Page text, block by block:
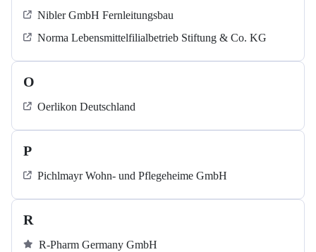
Nibler GmbH Fernleitungsbau
Norma Lebensmittelfilialbetrieb Stiftung & Co. KG
O
Oerlikon Deutschland
P
Pichlmayr Wohn- und Pflegeheime GmbH
R
R-Pharm Germany GmbH